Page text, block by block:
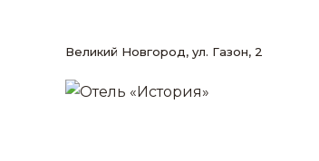
Великий Новгород, ул. Газон, 2